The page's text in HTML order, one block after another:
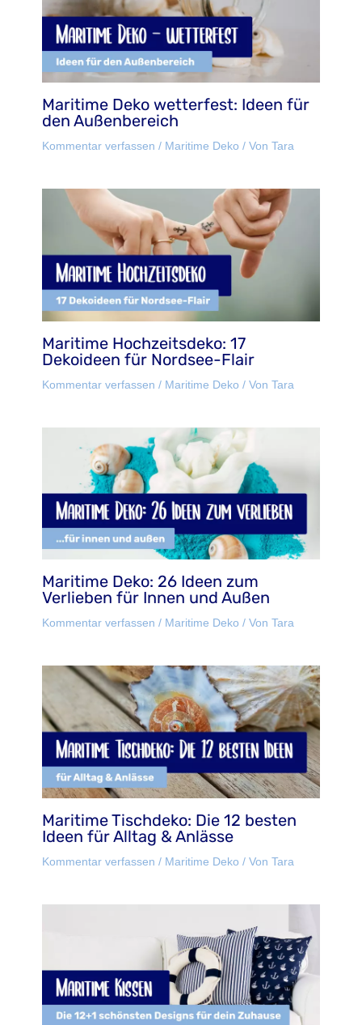
Maritime Deko wetterfest: Ideen für
den Außenbereich
Kommentar verfassen / Maritime Deko / Von Tara
Maritime Hochzeitsdeko: 17
Dekoideen für Nordsee-Flair
Kommentar verfassen / Maritime Deko / Von Tara
Maritime Deko: 26 Ideen zum
Verlieben für Innen und Außen
Kommentar verfassen / Maritime Deko / Von Tara
Maritime Tischdeko: Die 12 besten
Ideen für Alltag & Anlässe
Kommentar verfassen / Maritime Deko / Von Tara